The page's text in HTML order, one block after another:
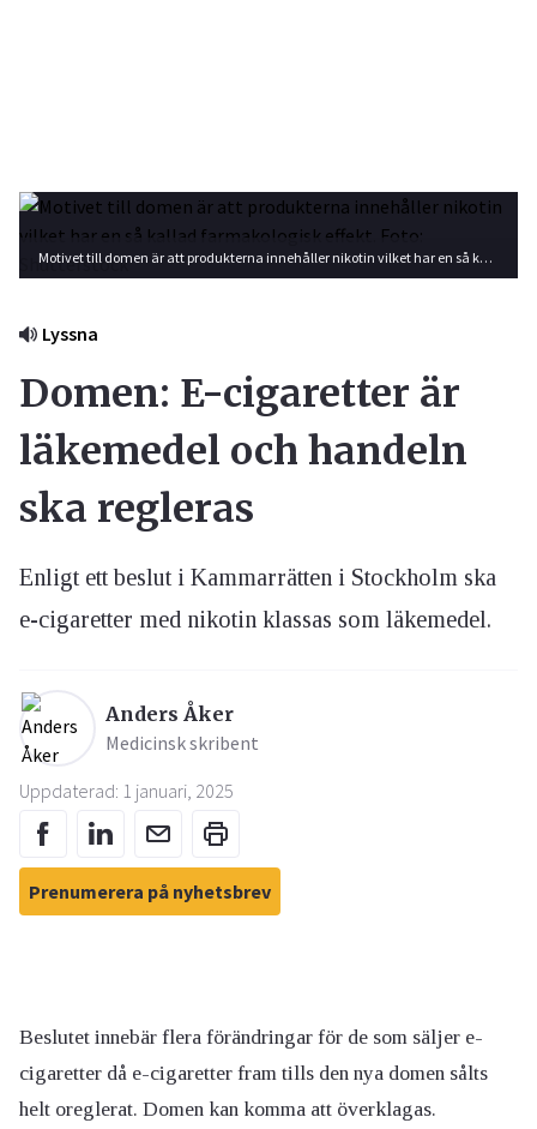
Motivet till domen är att produkterna innehåller nikotin vilket har en så kallad farmakologisk effekt. Foto: Shutterstock
Lyssna
Domen: E-cigaretter är
läkemedel och handeln
ska regleras
Enligt ett beslut i Kammarrätten i Stockholm ska
e-cigaretter med nikotin klassas som läkemedel.
Anders Åker
Medicinsk skribent
Uppdaterad: 1 januari, 2025
Prenumerera på nyhetsbrev
Beslutet innebär flera förändringar för de som säljer e-
cigaretter då e-cigaretter fram tills den nya domen sålts
helt oreglerat. Domen kan komma att överklagas.